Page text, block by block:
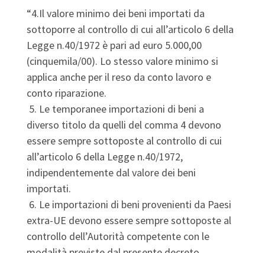
“4.Il valore minimo dei beni importati da
sottoporre al controllo di cui all’articolo 6 della
Legge n.40/1972 è pari ad euro 5.000,00
(cinquemila/00). Lo stesso valore minimo si
applica anche per il reso da conto lavoro e
conto riparazione.
5. Le temporanee importazioni di beni a
diverso titolo da quelli del comma 4 devono
essere sempre sottoposte al controllo di cui
all’articolo 6 della Legge n.40/1972,
indipendentemente dal valore dei beni
importati.
6. Le importazioni di beni provenienti da Paesi
extra-UE devono essere sempre sottoposte al
controllo dell’Autorità competente con le